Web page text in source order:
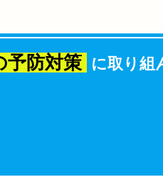
予防対策 に取り組